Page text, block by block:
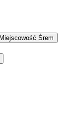
Miejscowość Śrem